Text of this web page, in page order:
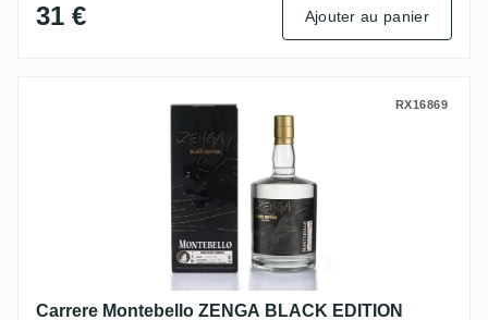
31 € Ajouter au panier
Carrere Montebello ZENGA BLACKRX16869
Carrere Montebello ZENGA BLACK EDITION